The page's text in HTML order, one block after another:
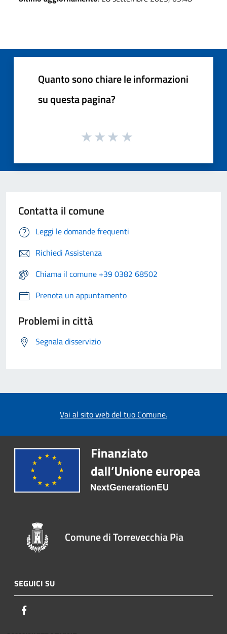
Quanto sono chiare le informazioni
su questa pagina?
Contatta il comune
Leggi le domande frequenti
Richiedi Assistenza
Chiama il comune +39 0382 68502
Prenota un appuntamento
Problemi in città
Segnala disservizio
Vai al sito web del tuo Comune.
Comune di Torrevecchia Pia
SEGUICI SU